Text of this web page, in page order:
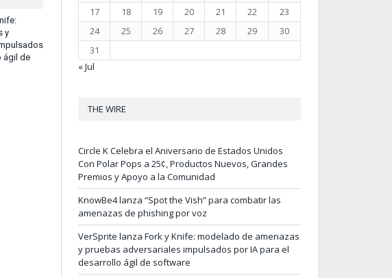
y
ágil de
17
18 19 20 21 22
23
24
25 26 27 28 29
30
31
« Jul
THE WIRE
Circle K Celebra el Aniversario de Estados Unidos
Con Polar Pops a 25¢, Productos Nuevos, Grandes
Premios y Apoyo a la Comunidad
KnowBe4 lanza “Spot the Vish” para combatir las
amenazas de phishing por voz
VerSprite lanza Fork y Knife: modelado de amenazas
y pruebas adversariales impulsados por IA para el
desarrollo ágil de software